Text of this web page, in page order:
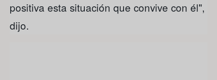
positiva esta situación que convive con él",
dijo.